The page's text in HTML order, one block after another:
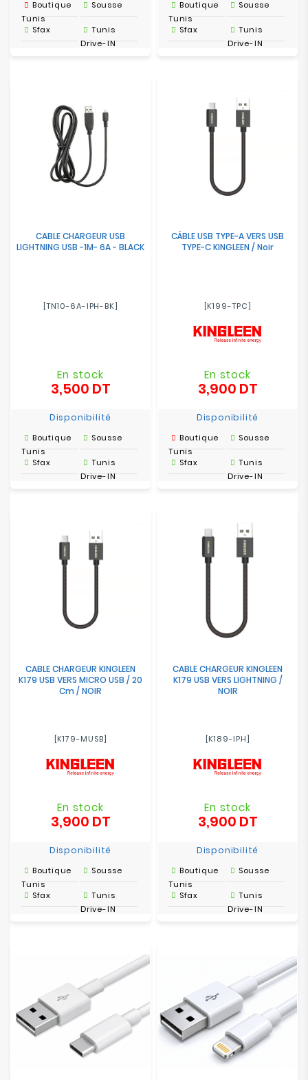
Boutique
Tunis
Sousse
Sfax
Tunis
Drive-IN
Boutique
Tunis
Sousse
Sfax
Tunis
Drive-IN
CABLE CHARGEUR USB
LIGHTNING USB -1M- 6A - BLACK
[TN10-6A-IPH-BK]
En stock
3,500 DTPrix
Disponibilité
Boutique
Tunis
Sousse
Sfax
Tunis
Drive-IN
CÂBLE USB TYPE-A VERS USB
TYPE-C KINGLEEN / Noir
[K199-TPC]
En stock
3,900 DTPrix
Disponibilité
Boutique
Tunis
Sousse
Sfax
Tunis
Drive-IN
CABLE CHARGEUR KINGLEEN
K179 USB VERS MICRO USB / 20
Cm / NOIR
[K179-MUSB]
En stock
3,900 DTPrix
Disponibilité
Boutique
Tunis
Sousse
Sfax
Tunis
Drive-IN
CABLE CHARGEUR KINGLEEN
K179 USB VERS LIGHTNING /
NOIR
[K189-IPH]
En stock
3,900 DTPrix
Disponibilité
Boutique
Tunis
Sousse
Sfax
Tunis
Drive-IN